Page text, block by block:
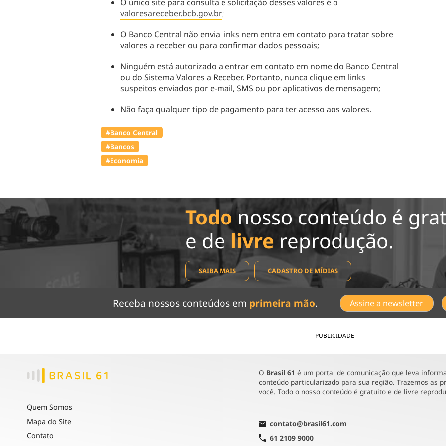
O único site para consulta e solicitação desses valores é o
valoresareceber.bcb.gov.br;
O Banco Central não envia links nem entra em contato para tratar sobre
valores a receber ou para confirmar dados pessoais;
Ninguém está autorizado a entrar em contato em nome do Banco Central
ou do Sistema Valores a Receber. Portanto, nunca clique em links
suspeitos enviados por e-mail, SMS ou por aplicativos de mensagem;
Não faça qualquer tipo de pagamento para ter acesso aos valores.
#Banco Central
#Bancos
#Economia
Todonosso conteúdo é
e de livre reprodução.
SAIBA MAIS CADASTRO DE MÍDIAS
Receba nossos conteúdos em primeira mão. Assine a newsletter
PUBLICIDADE
Quem Somos
Mapa do Site
Contato
O Brasil 61 é um portal de comunicação que leva
conteúdo particularizado para sua região. Trazemos as
você. Todo o nosso conteúdo é gratuito e de livre
contato@brasil61.com
61 2109 9000